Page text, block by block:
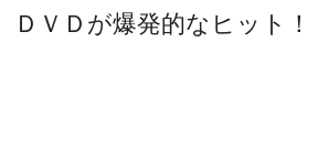
ＤＶＤが爆発的なヒット！